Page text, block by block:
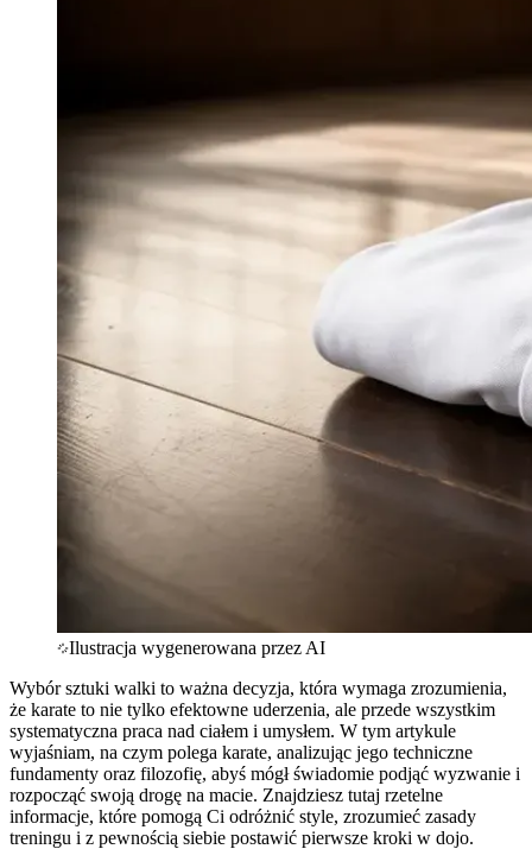
Ilustracja wygenerowana przez AI
Wybór sztuki walki to ważna decyzja, która wymaga zrozumienia,
że karate to nie tylko efektowne uderzenia, ale przede wszystkim
systematyczna praca nad ciałem i umysłem. W tym artykule
wyjaśniam, na czym polega karate, analizując jego techniczne
fundamenty oraz filozofię, abyś mógł świadomie podjąć wyzwanie i
rozpocząć swoją drogę na macie. Znajdziesz tutaj rzetelne
informacje, które pomogą Ci odróżnić style, zrozumieć zasady
treningu i z pewnością siebie postawić pierwsze kroki w dojo.